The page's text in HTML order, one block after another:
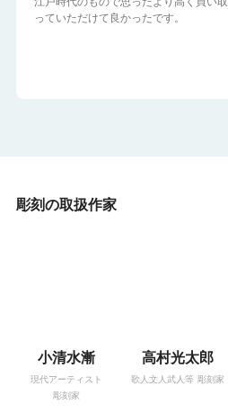
っていただけて良かったです。
彫刻の取扱作家
小清水漸
現代アーティスト
彫刻家
高村光太郎
歌人文人武人等 彫刻家